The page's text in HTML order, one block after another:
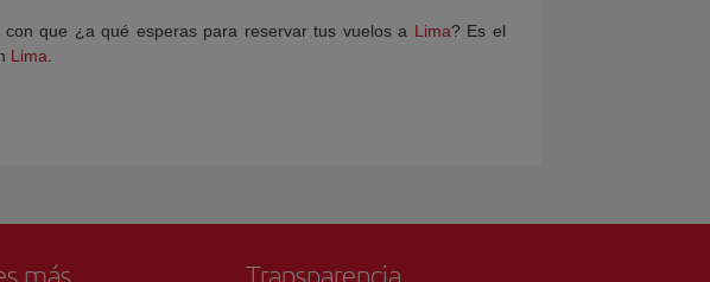
que ¿a qué esperas para reservar tus vuelos a Lima? Es el
Lima.